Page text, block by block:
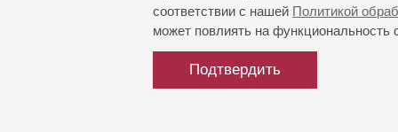
соответствии с нашей Политикой
может повлиять на функциональность
Подтвердить
Большой зал:
191186, Санкт-Петербург,
Малый зал:
191011, Санкт-Петербург,